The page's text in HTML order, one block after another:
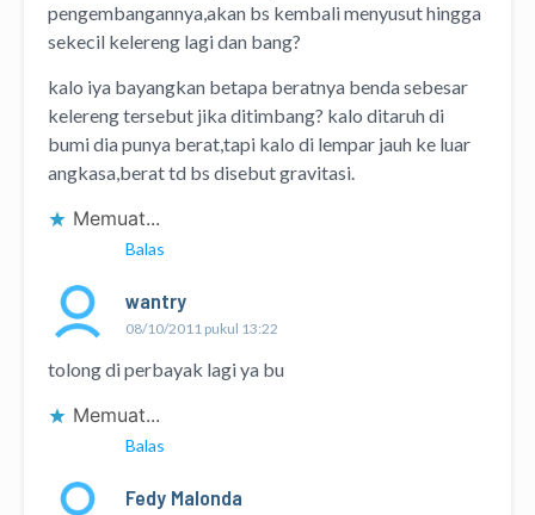
pengembangannya,akan bs kembali menyusut hingga
sekecil kelereng lagi dan bang?
kalo iya bayangkan betapa beratnya benda sebesar
kelereng tersebut jika ditimbang? kalo ditaruh di
bumi dia punya berat,tapi kalo di lempar jauh ke luar
angkasa,berat td bs disebut gravitasi.
Memuat...
Balas
wantry
08/10/2011 pukul 13:22
tolong di perbayak lagi ya bu
Memuat...
Balas
Fedy Malonda